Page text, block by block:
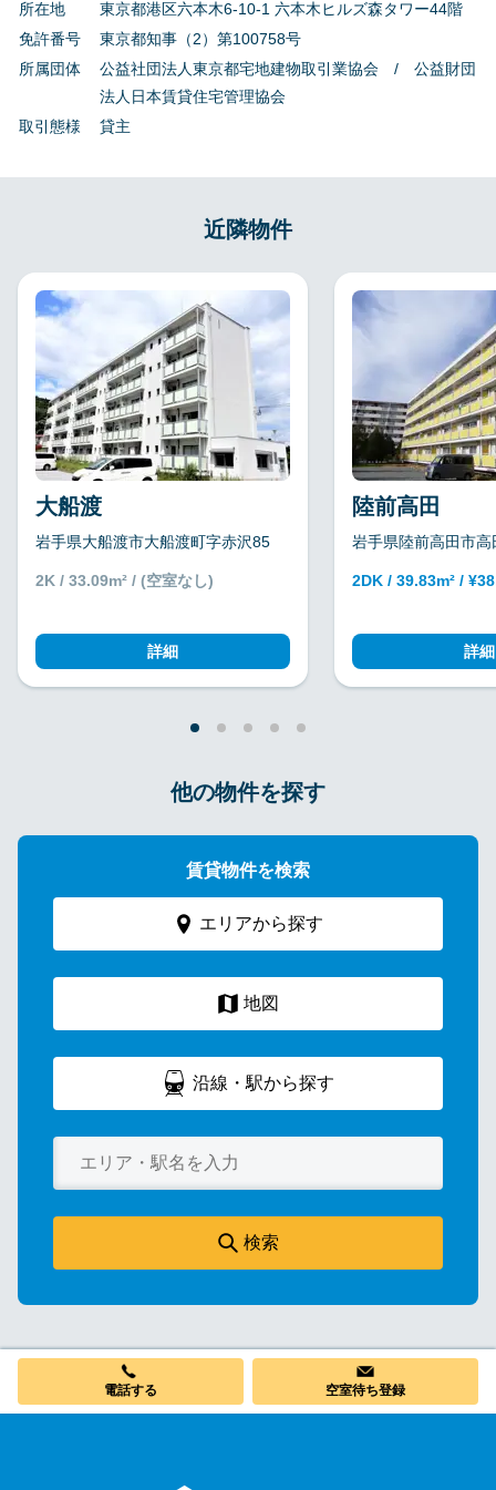
所在地
東京都港区六本木6-10-1 六本木ヒルズ森タワー44階
免許番号
東京都知事（2）第100758号
所属団体
公益社団法人東京都宅地建物取引業協会 / 公益財団
法人日本賃貸住宅管理協会
取引態様
貸主
近隣物件
大船渡
岩手県大船渡市大船渡町字赤沢85
2K / 33.09m² / (空室なし)
詳細
陸前高田
岩手県陸前高田市
2DK / 39.83m² /
詳細
他の物件を探す
賃貸物件を検索
エリアから探す
地図
沿線・駅から探す
検索
電話する 空室待ち登録